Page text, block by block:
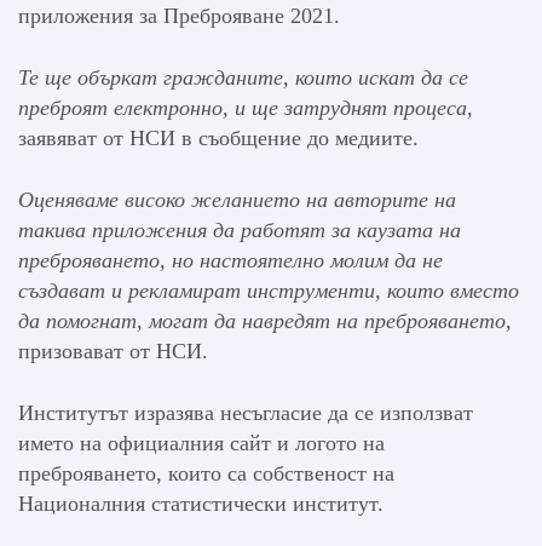
приложения за Преброяване 2021.
Те ще объркат гражданите, които искат да се
преброят електронно, и ще затруднят процеса,
заявяват от НСИ в съобщение до медиите.
Оценяваме високо желанието на авторите на
такива приложения да работят за каузата на
преброяването, но настоятелно молим да не
създават и рекламират инструменти, които вместо
да помогнат, могат да навредят на преброяването,
призовават от НСИ.
Институтът изразява несъгласие да се използват
името на официалния сайт и логото на
преброяването, които са собственост на
Националния статистически институт.